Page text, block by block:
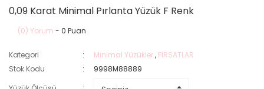
0,09 Karat Minimal Pırlanta Yüzük F Renk
(0) Yorum - 0 Puan
Kategori Minimal Yüzükler, FIRSATLAR
Stok Kodu
9998M88889